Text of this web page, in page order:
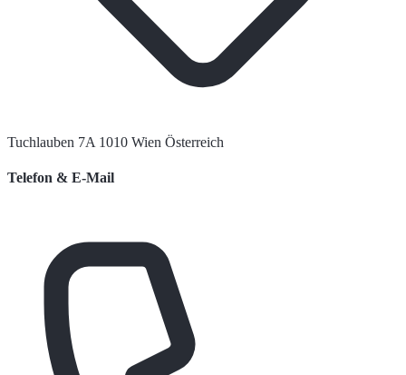
Tuchlauben 7A 1010 Wien Österreich
Telefon & E-Mail